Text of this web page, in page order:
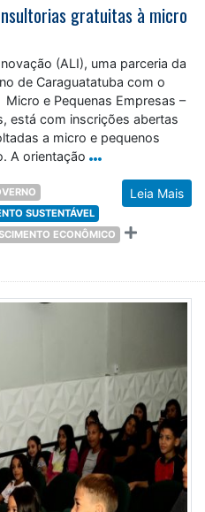
gratuitas à micro
(ALI), uma parceria da
de Caraguatatuba com o
e Pequenas Empresas –
está com inscrições abertas
a micro e pequenos
A orientação
Leia Mais
SUSTENTÁVEL
ECONÔMICO